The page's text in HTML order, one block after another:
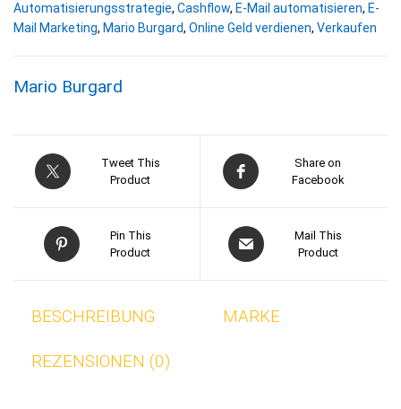
Automatisierungsstrategie, Cashflow, E-Mail automatisieren, E-
Mail Marketing, Mario Burgard, Online Geld verdienen, Verkaufen
Mario Burgard
Tweet This
Product
Share on
Facebook
Pin This
Product
Mail This
Product
BESCHREIBUNG MARKE
REZENSIONEN (0)